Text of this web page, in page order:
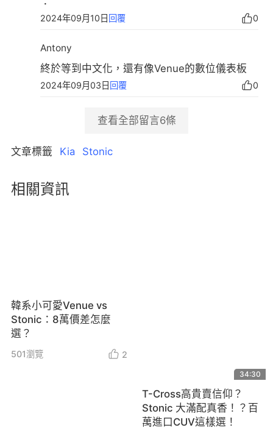
2024年09月10日 回覆 0
Antony
終於等到中文化，還有像Venue的數位儀表板
2024年09月03日 回覆 0
查看全部留言6條
文章標籤 Kia Stonic
相關資訊
韓系小可愛Venue vs
Stonic：8萬價差怎麼
選？
501瀏覽 2
34:30
T-Cross高貴賣信仰？
Stonic 大滿配真香！？百
萬進口CUV這樣選！